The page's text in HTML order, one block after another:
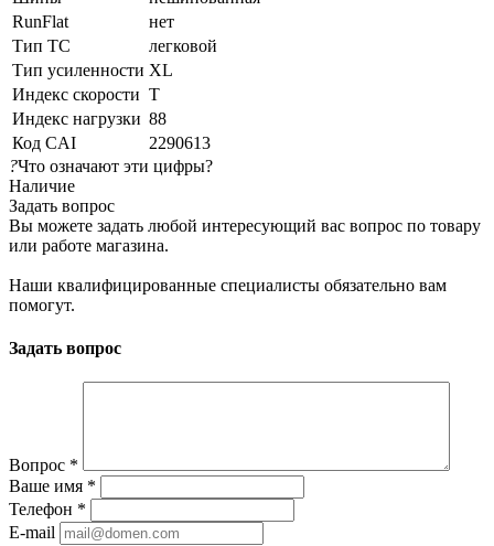
RunFlat
нет
Тип ТС
легковой
Тип усиленности XL
Индекс скорости T
Индекс нагрузки 88
Код CAI
2290613
?Что означают эти цифры?
Наличие
Задать вопрос
Вы можете задать любой интересующий вас вопрос по товару
или работе магазина.
Наши квалифицированные специалисты обязательно вам
помогут.
Задать вопрос
Вопрос *
Ваше имя *
Телефон *
E-mail